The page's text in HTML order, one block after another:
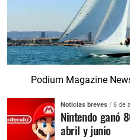
Podium Magazine
Noticias breves / 6 de
Nintendo ganó
abril y junio